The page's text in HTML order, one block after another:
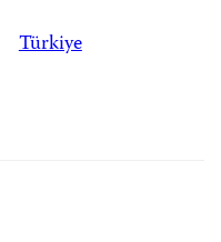
Türkiye